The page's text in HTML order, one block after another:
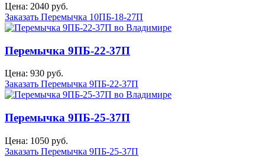
Цена: 2040 руб.
Заказать Перемычка 10ПБ-18-27П
Перемычка 9ПБ-22-37П
Цена: 930 руб.
Заказать Перемычка 9ПБ-22-37П
Перемычка 9ПБ-25-37П
Цена: 1050 руб.
Заказать Перемычка 9ПБ-25-37П